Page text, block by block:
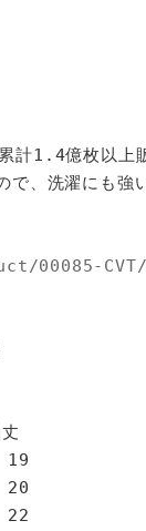
億枚以上販
、洗濯にも強
00085-CVT/